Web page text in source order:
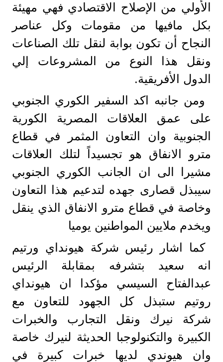
الأولي من الإصلاح الاقتصادي فهي مهيئة
بكل مافيها من مقومات وكل عناصر
النجاح أن تكون بوابة لنقل تلك الصناعات
ونقل هذا النوع من المشروعات إلي
الدول الأفريقية.
ومن جانبه اكد السفير الكوري الجنوبي
على عمق العلاقات المصرية الكورية
الجنوبية وان التعاون المثمر في قطاع
مترو الانفاق هو تجسيداً لتلك العلاقات
مشيرا الى ان الجانب الكوري الجنوبي
سيبذل قصارى جهده لتدعيم هذا التعاون
وخاصة في قطاع مترو الانفاق الذي ينقل
ويخدم ملايين المواطنين يوميا
كما اشار رئيس شركة هيونداي ورتيم
انه سعيد بتشرفه بمقابلة الرئيس
عبدالفتاح السيسي مؤكدا ان هيونداي
روتيم ستبذل كل الجهود للتعاون مع
شركة نيرك ونقل التجارب والخبرات
الكبيرة والتكنولوجبا الحديثة لنيرك خاصة
وان هيوندي لديها خبرات كبيرة في